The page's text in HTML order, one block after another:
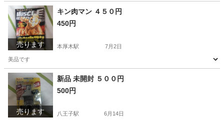
神奈川 厚木市 本厚木駅 その他
売ります
キン肉マン ４５０円
450円
本厚木駅 7月2日
美品です
神奈川 厚木市 本厚木駅 本/CD/DVD
売ります
新品 未開封 ５００円
500円
八王子駅 6月14日